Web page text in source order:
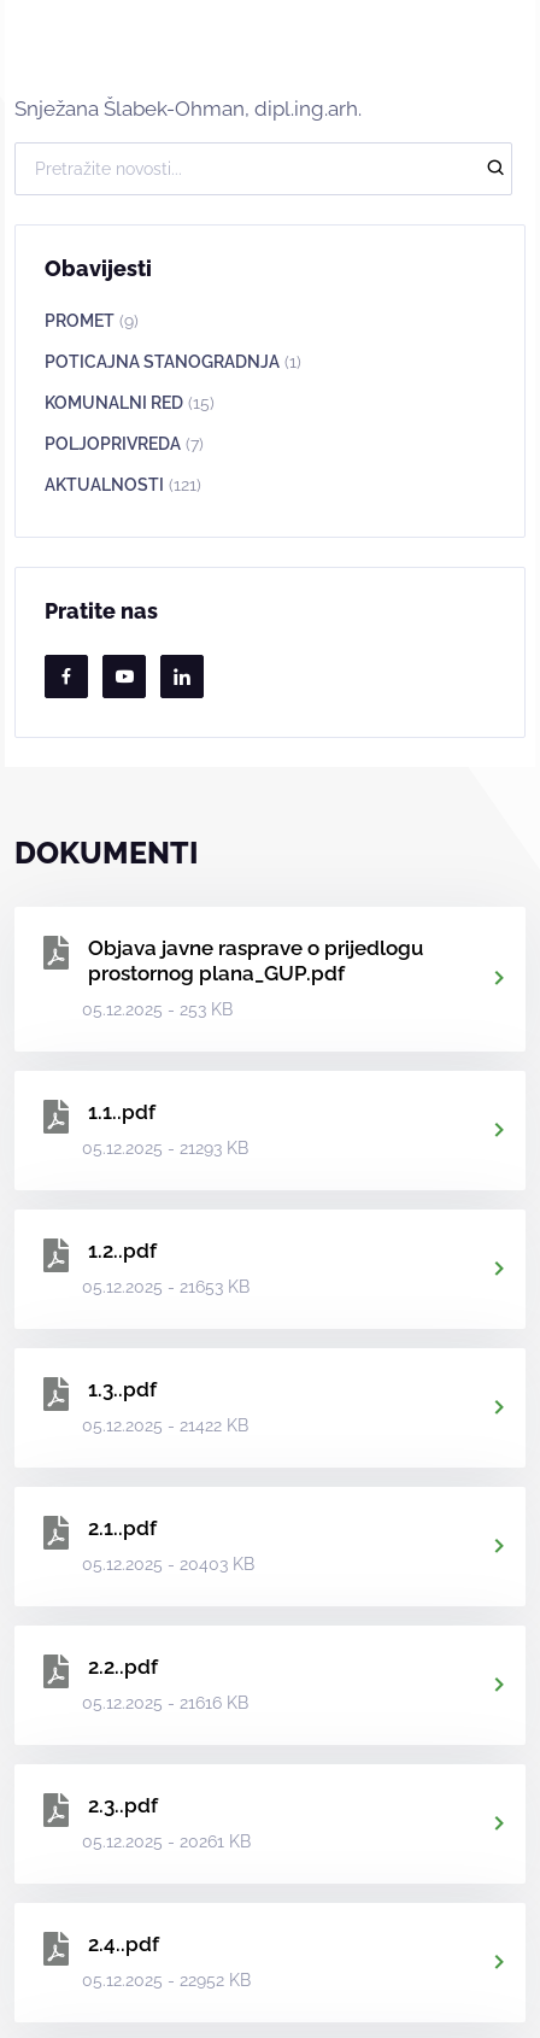
Snježana Šlabek-Ohman, dipl.ing.arh.
Obavijesti
PROMET (9)
POTICAJNA STANOGRADNJA (1)
KOMUNALNI RED (15)
POLJOPRIVREDA (7)
AKTUALNOSTI (121)
Pratite nas
DOKUMENTI
Objava javne rasprave o prijedlogu
prostornog plana_GUP.pdf
05.12.2025 - 253 KB
1.1..pdf
05.12.2025 - 21293 KB
1.2..pdf
05.12.2025 - 21653 KB
1.3..pdf
05.12.2025 - 21422 KB
2.1..pdf
05.12.2025 - 20403 KB
2.2..pdf
05.12.2025 - 21616 KB
2.3..pdf
05.12.2025 - 20261 KB
2.4..pdf
05.12.2025 - 22952 KB